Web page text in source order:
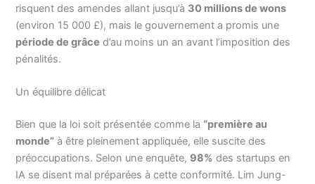
risquent des amendes allant jusqu’à 30 millions de wons
(environ 15 000 £), mais le gouvernement a promis une
période de grâce d’au moins un an avant l’imposition des
pénalités.
Un équilibre délicat
Bien que la loi soit présentée comme la “première au
monde” à être pleinement appliquée, elle suscite des
préoccupations. Selon une enquête, 98% des startups en
IA se disent mal préparées à cette conformité. Lim Jung-